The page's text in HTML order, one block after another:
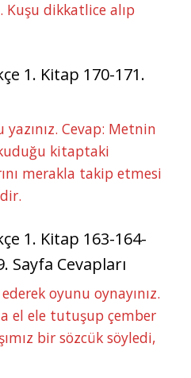
dikkatlice alıp
1. Kitap 170-171.
Cevap: Metnin
kitaptaki
merakla takip etmesi
1. Kitap 163-164-
Sayfa Cevapları
oyunu oynayınız.
el ele tutuşup çember
bir sözcük söyledi,